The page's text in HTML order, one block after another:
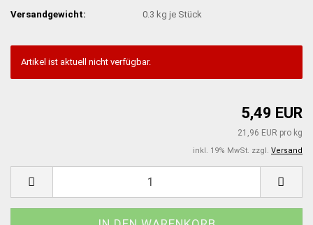
Versandgewicht:
0.3 kg je Stück
Artikel ist aktuell nicht verfügbar.
5,49 EUR
21,96 EUR pro kg
inkl. 19% MwSt. zzgl. Versand